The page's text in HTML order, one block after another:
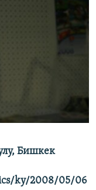
Бишкек
ky/2008/05/06